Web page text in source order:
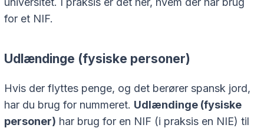
for et NIF.
Udlændinge (fysiske personer)
Hvis der flyttes penge, og det berører spansk jord,
har du brug for nummeret. Udlændinge (fysiske
personer) har brug for en NIF (i praksis en NIE) til